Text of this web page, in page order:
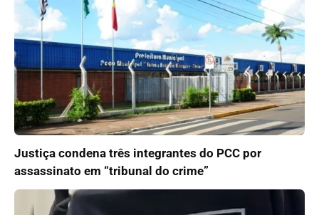
Justiça condena três integrantes do PCC por
assassinato em “tribunal do crime”